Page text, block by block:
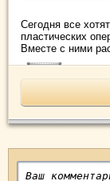
Сегодня все
пластических
Вместе с ними